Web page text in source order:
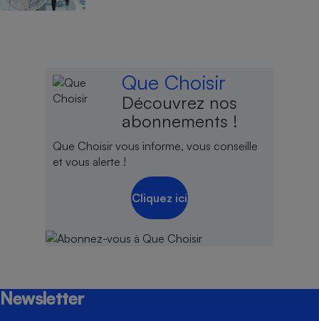
Que Choisir
Découvrez nos
abonnements !
Que Choisir vous informe, vous conseille
et vous alerte !
Cliquez ici
Newsletter